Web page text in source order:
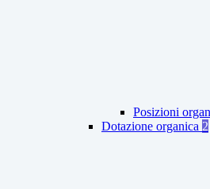
Posizioni
Dotazione organica 2